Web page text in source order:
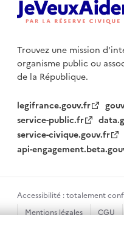
Trouvez une mission
organisme publicou
de la République.
legifrance.gouv.fr
service-public.fr
service-civique.gouv.fr
api-
Accessibilité : totalement
Mentions légales
CGU